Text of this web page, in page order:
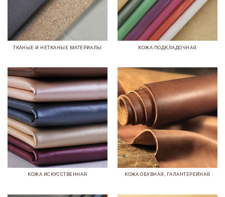
ТКАНЫЕ И НЕТКАНЫЕ МАТЕРИАЛЫ КОЖА ПОДКЛАДОЧНАЯ
КОЖА ИСКУССТВЕННАЯ КОЖА ОБУВНАЯ, ГАЛАНТЕРЕЙНАЯ